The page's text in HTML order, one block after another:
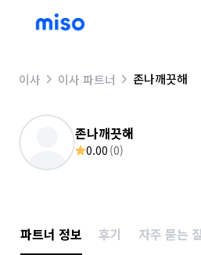
이사 이사 파트너 존나깨끗해
존나깨끗해
0.00 (0)
파트너 정보 후기 자주 묻는